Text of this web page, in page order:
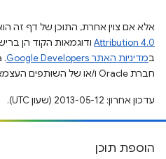
אלא אם צוין אחרת, התוכן של דף זה הוא
Attribution 4.0 ודוגמאות הקוד הן
במדיניות האתר Google Developers‏
חברת Oracle ו/או של השותפים העצמאיים שלה.
עדכון אחרון: 2013-05-12 (שעון UTC).
הוספת תוכן